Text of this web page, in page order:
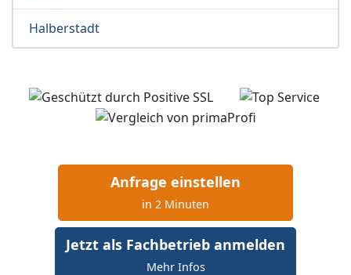
Halberstadt
Anfrage einstellen
in 2 Minuten
Jetzt als Fachbetrieb anmelden
Mehr Infos